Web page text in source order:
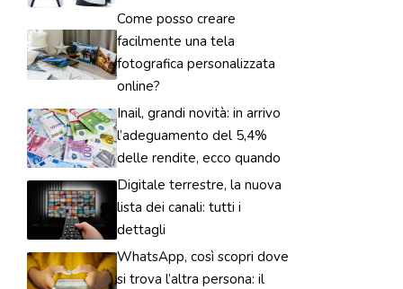
Come posso creare
facilmente una tela
fotografica personalizzata
online?
Inail, grandi novità: in arrivo
l’adeguamento del 5,4%
delle rendite, ecco quando
Digitale terrestre, la nuova
lista dei canali: tutti i
dettagli
WhatsApp, così scopri dove
si trova l’altra persona: il